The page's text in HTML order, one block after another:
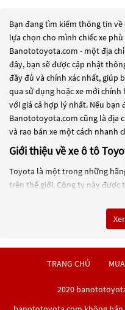
Bạn đang tìm kiếm thông tin về
lựa chọn cho mình chiếc xe
Banototoyota.com - một địa
đây, bạn sẽ được cập nhật
đầy đủ và chính xác nhất, giúp
qua sử dụng hoặc xe mới
với giá cả hợp lý nhất. Nếu bạn
Banototoyota.com cũng là địa
và rao bán xe một cách nhanh
Giới thiệu về xe ô tô
Toyota là một trong những
trên thế giới. Công ty này được
Toyota chuyên sản xuất các
đáng tin cậy, các mẫu xe của
Camry, Toyota Corolla, Toyota
TRANG CHỦ
2020